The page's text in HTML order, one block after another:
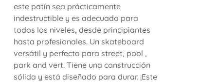
este patín sea prácticamente
indestructible y es adecuado para
todos los niveles, desde principiantes
hasta profesionales. Un skateboard
versátil y perfecto para street, pool ,
park and vert. Tiene una construcción
sólida y está diseñado para durar. ¡Este